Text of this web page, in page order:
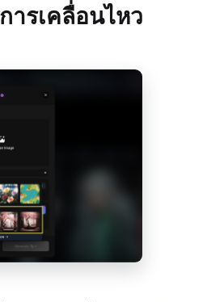
รเคลื่อนไหว